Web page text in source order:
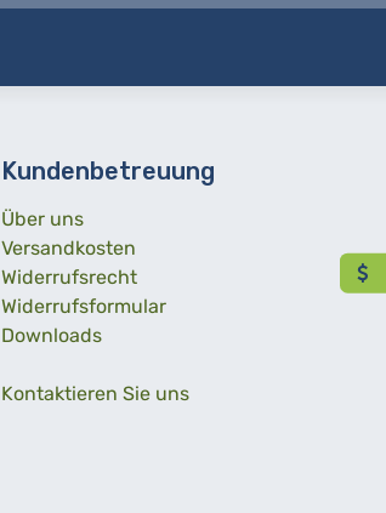
Kundenbetreuung
Über uns
Versandkosten
Widerrufsrecht
Widerrufsformular
Downloads
Kontaktieren Sie uns